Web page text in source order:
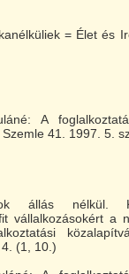
= Élet és
A
41. 1997. 5.
állás nélkül.
vállalkozásokért a
(1, 10.)